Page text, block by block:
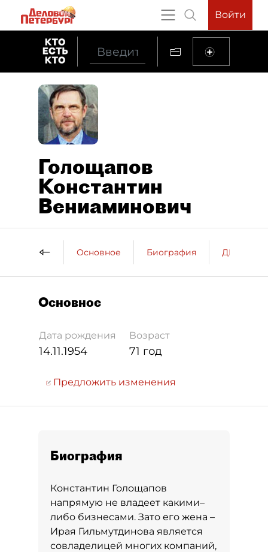
Войти
Голощапов
Константин
Вениаминович
Основное Биография ДП о
Основное
Дата рождения
14.11.1954
Возраст
71 год
Предложить изменения
Биография
Константин Голощапов
напрямую не владеет какими–
либо бизнесами. Зато его жена –
Ирая Гильмутдинова является
совладелицей многих компаний,